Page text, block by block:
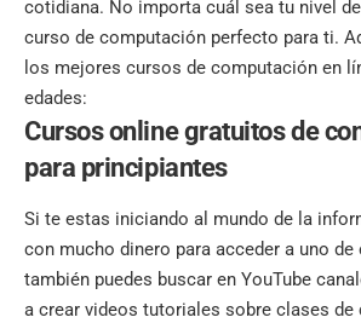
cotidiana. No importa cuál sea tu nivel
curso de computación perfecto para ti.
los mejores cursos de computación en
edades:
Cursos online gratuitos de
para principiantes
Si te estas iniciando al mundo de la
con mucho dinero para acceder a uno
también puedes buscar en YouTube
a crear videos tutoriales sobre clases de